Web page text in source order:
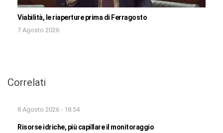
Viabilità, le riaperture prima di Ferragosto
7 Agosto 2026
Correlati
8 Agosto 2026 - 18:54
Risorse idriche, più capillare il monitoraggio